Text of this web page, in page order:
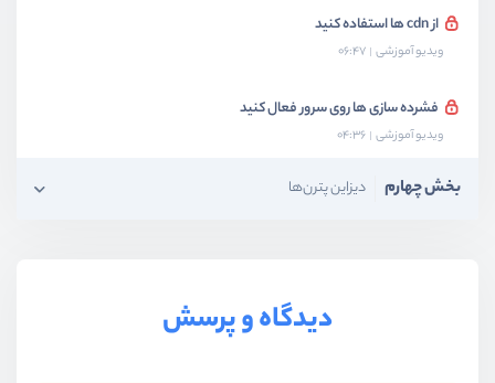
از cdn ها استفاده کنید
ویدیو آموزشی 06:47
فشرده سازی ها روی سرور فعال کنید
ویدیو آموزشی 04:36
بخش چهارم دیزاین پترن‌ها
دیدگاه و پرسش